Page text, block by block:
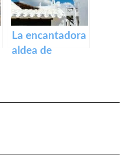
La encantadora
aldea de